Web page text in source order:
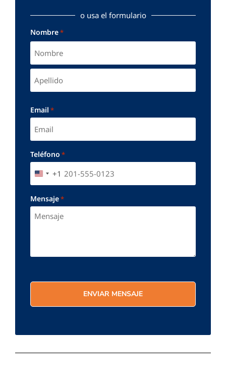
o usa el formulario
Nombre*
Email *
Teléfono *
UNITED STATES +1
+1
Mensaje*